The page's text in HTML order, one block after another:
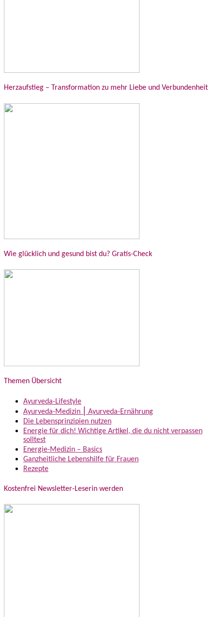
Herzaufstieg – Transformation zu mehr Liebe und Verbundenheit
Wie glücklich und gesund bist du? Gratis-Check
Themen Übersicht
Ayurveda-Lifestyle
Ayurveda-Medizin ⎮ Ayurveda-Ernährung
Die Lebensprinzipien nutzen
Energie für dich! Wichtige Artikel, die du nicht verpassen
solltest
Energie-Medizin – Basics
Ganzheitliche Lebenshilfe für Frauen
Rezepte
Kostenfrei Newsletter-Leserin werden